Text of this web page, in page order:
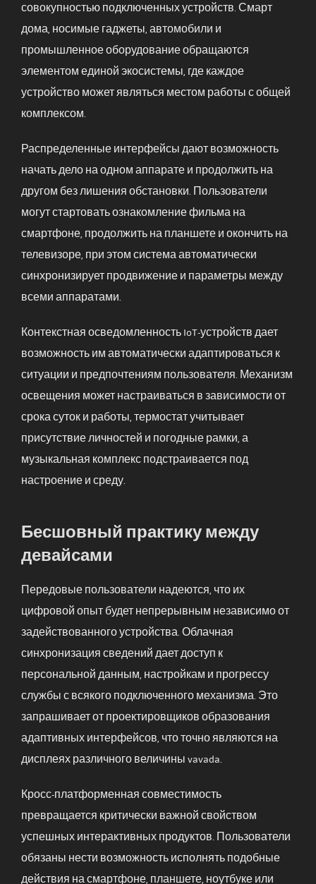
совокупностью подключенных устройств. Смарт
дома, носимые гаджеты, автомобили и
промышленное оборудование обращаются
элементом единой экосистемы, где каждое
устройство может являться местом работы с общей
комплексом.
Распределенные интерфейсы дают возможность
начать дело на одном аппарате и продолжить на
другом без лишения обстановки. Пользователи
могут стартовать ознакомление фильма на
смартфоне, продолжить на планшете и окончить на
телевизоре, при этом система автоматически
синхронизирует продвижение и параметры между
всеми аппаратами.
Контекстная осведомленность IoT-устройств дает
возможность им автоматически адаптироваться к
ситуации и предпочтениям пользователя. Механизм
освещения может настраиваться в зависимости от
срока суток и работы, термостат учитывает
присутствие личностей и погодные рамки, а
музыкальная комплекс подстраивается под
настроение и среду.
Бесшовный практику между
девайсами
Передовые пользователи надеются, что их
цифровой опыт будет непрерывным независимо от
задействованного устройства. Облачная
синхронизация сведений дает доступ к
персональной данным, настройкам и прогрессу
службы с всякого подключенного механизма. Это
запрашивает от проектировщиков образования
адаптивных интерфейсов, что точно являются на
дисплеях различного величины vavada.
Кросс-платформенная совместимость
превращается критически важной свойством
успешных интерактивных продуктов. Пользователи
обязаны нести возможность исполнять подобные
действия на смартфоне, планшете, ноутбуке или